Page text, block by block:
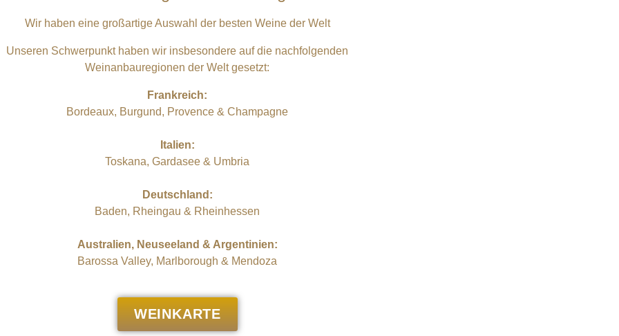
Wir haben eine großartige Auswahl der besten Weine der Welt
Unseren Schwerpunkt haben wir insbesondere auf die nachfolgenden
Weinanbauregionen der Welt gesetzt:
Frankreich:
Bordeaux, Burgund, Provence & Champagne
Italien:
Toskana, Gardasee & Umbria
Deutschland:
Baden, Rheingau & Rheinhessen
Australien, Neuseeland & Argentinien:
Barossa Valley, Marlborough & Mendoza
WEINKARTE